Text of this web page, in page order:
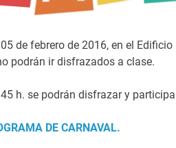
de febrero de 2016, en el
podrán ir disfrazados a clase.
h. se podrán disfrazar y
DE CARNAVAL.